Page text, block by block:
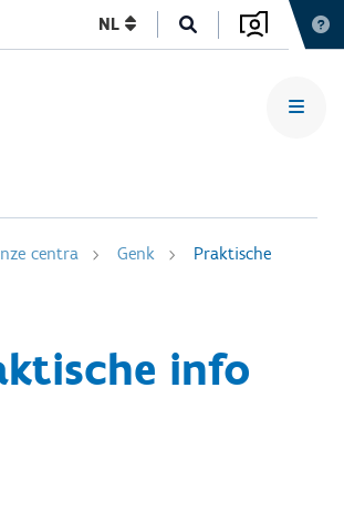
NL
centra Genk
Praktische
info